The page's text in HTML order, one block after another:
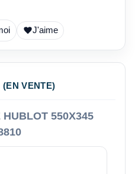
J'aime
(EN VENTE)
HUBLOT 550X345